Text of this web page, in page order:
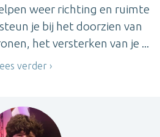
weer richting en ruimte
je bij het doorzien van
het versterken van je ...
verder